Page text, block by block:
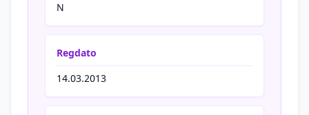
N
Regdato
14.03.2013